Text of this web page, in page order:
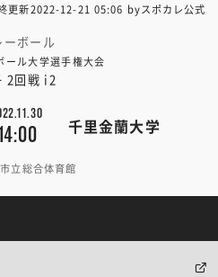
更新2022-12-21 05:06 byスポカレ公式
ーボール
ール大学選手権大会
2回戦 i2
千里金蘭大学
立総合体育館